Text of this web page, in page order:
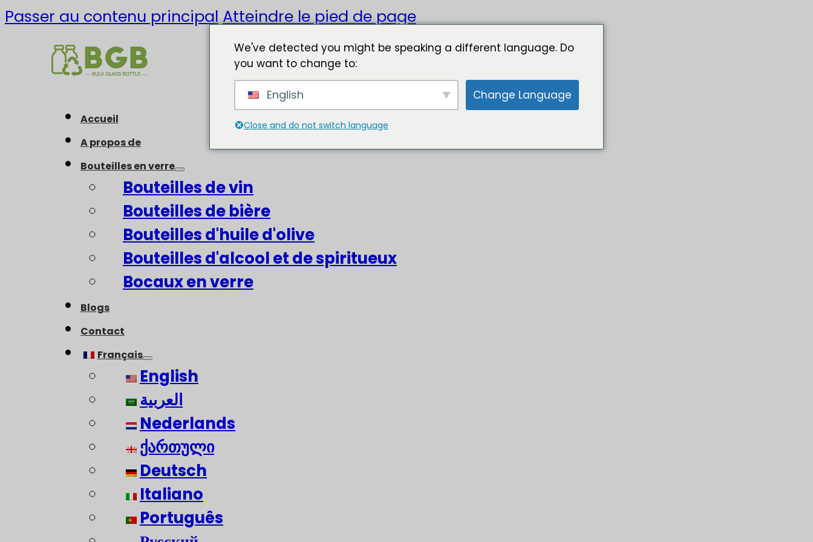
Passer au contenu principalAtteindre le pied de page
Accueil
A propos de
Bouteilles en verre
Bouteilles de vin
Bouteilles de bière
Bouteilles d'huile d'olive
Bouteilles d'alcool et de spiritueux
Bocaux en verre
Blogs
Contact
Français
English
العربية
Nederlands
ქართული
Deutsch
Italiano
Português
We've detected you might be speaking a different language. Do
you want to change to:
English Change Language
Close and do not switch language